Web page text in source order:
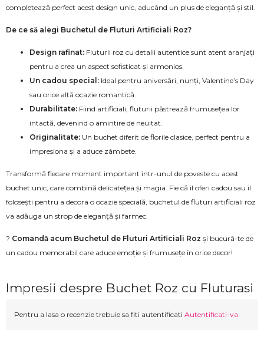
completează perfect acest design unic, aducând un plus de eleganță și stil.
De ce să alegi Buchetul de Fluturi Artificiali Roz?
Design rafinat: Fluturii roz cu detalii autentice sunt atent aranjați
pentru a crea un aspect sofisticat și armonios.
Un cadou special: Ideal pentru aniversări, nunți, Valentine’s Day
sau orice altă ocazie romantică.
Durabilitate: Fiind artificiali, fluturii păstrează frumusețea lor
intactă, devenind o amintire de neuitat.
Originalitate: Un buchet diferit de florile clasice, perfect pentru a
impresiona și a aduce zâmbete.
Transformă fiecare moment important într-unul de poveste cu acest
buchet unic, care combină delicatețea și magia. Fie că îl oferi cadou sau îl
folosești pentru a decora o ocazie specială, buchetul de fluturi artificiali roz
va adăuga un strop de eleganță și farmec.
? Comandă acum Buchetul de Fluturi Artificiali Roz și bucură-te de
un cadou memorabil care aduce emoție și frumusețe în orice decor!
Impresii despre Buchet Roz cu Fluturasi
Pentru a lasa o recenzie trebuie sa fiti autentificati Autentificati-va